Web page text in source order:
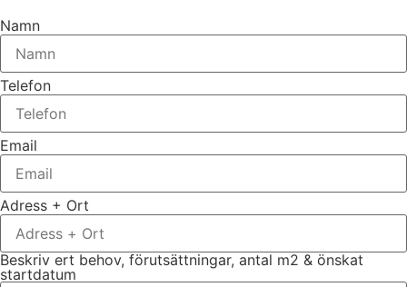
Namn
Telefon
Email
Adress + Ort
Beskriv ert behov, förutsättningar, antal m2 & önskat
startdatum